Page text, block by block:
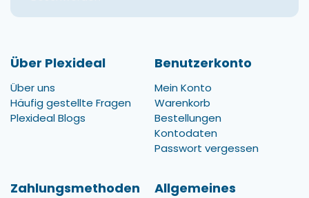
Über Plexideal
Über uns
Häufig gestellte Fragen
Plexideal Blogs
Benutzerkonto
Mein Konto
Warenkorb
Bestellungen
Kontodaten
Passwort vergessen
Zahlungsmethoden Allgemeines